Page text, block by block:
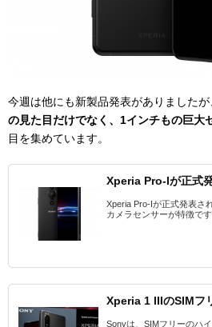
今週は他にも新製品発表がありましたが
の見た目だけでなく、1インチもの巨大
目を集めています。
Xperia Pro-Iが正式
Xperia Pro-Iが正式発表さ
カメラセンサーが特徴で
Xperia 1 IIIのSIMフ
Sonyは、SIMフリーのハ